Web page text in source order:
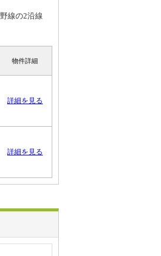
線の2沿線
物件詳細
詳細を見る
詳細を見る